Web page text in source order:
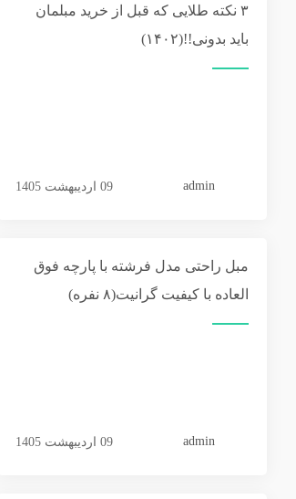
۳ نکته طلایی که قبل از خرید مبلمان
باید بدونی!!(۱۴۰۲)
admin 09 اردیبهشت 1405
مبل راحتی مدل فرشته با پارچه فوق
العاده با کیفیت گرانیت(۸ نفره)
admin 09 اردیبهشت 1405